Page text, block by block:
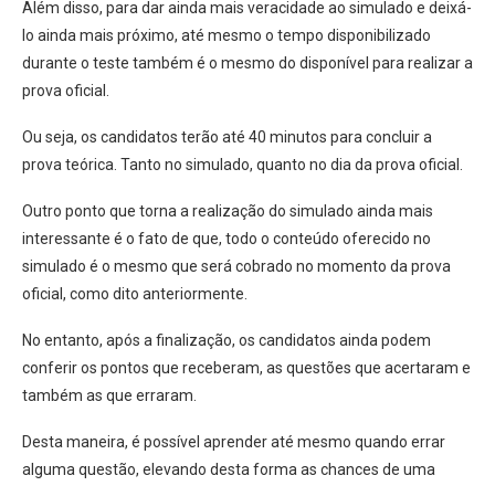
Além disso, para dar ainda mais veracidade ao simulado e deixá-
lo ainda mais próximo, até mesmo o tempo disponibilizado
durante o teste também é o mesmo do disponível para realizar a
prova oficial.
Ou seja, os candidatos terão até 40 minutos para concluir a
prova teórica. Tanto no simulado, quanto no dia da prova oficial.
Outro ponto que torna a realização do simulado ainda mais
interessante é o fato de que, todo o conteúdo oferecido no
simulado é o mesmo que será cobrado no momento da prova
oficial, como dito anteriormente.
No entanto, após a finalização, os candidatos ainda podem
conferir os pontos que receberam, as questões que acertaram e
também as que erraram.
Desta maneira, é possível aprender até mesmo quando errar
alguma questão, elevando desta forma as chances de uma